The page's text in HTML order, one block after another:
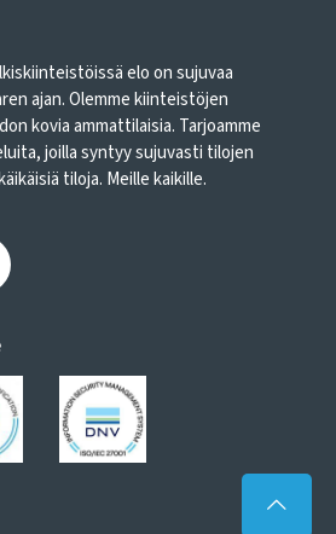
elo on sujuvaa
ajan. Olemme kiinteistöjen
kovia ammattilaisia. Tarjoamme
joilla syntyy sujuvasti tilojen
tiloja. Meille kaikille.